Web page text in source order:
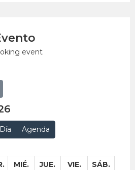
event
Día Agenda
MIÉ. JUE. VIE. SÁB.